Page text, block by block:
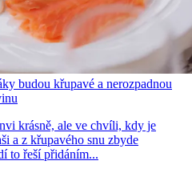
budou křupavé a nerozpadnou
krásně, ale ve chvíli, kdy je
a z křupavého snu zbyde
to řeší přidáním...